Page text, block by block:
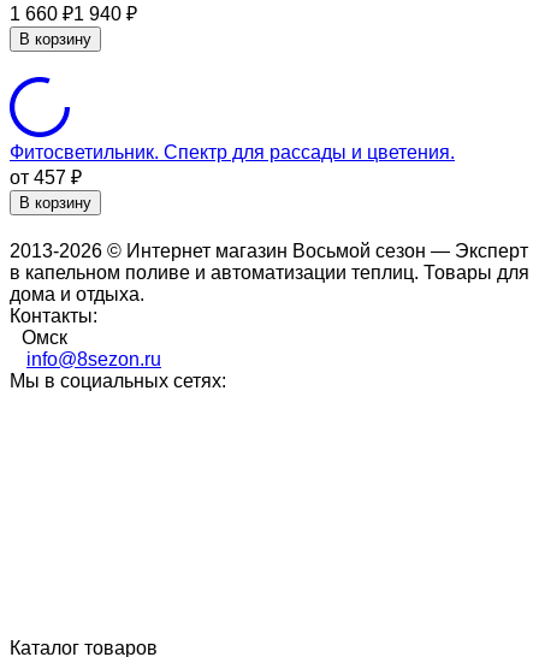
1 660 ₽1 940 ₽
В корзину
Фитосветильник. Спектр для рассады и цветения.
от 457 ₽
В корзину
2013-2026 © Интернет магазин Восьмой сезон — Эксперт
в капельном поливе и автоматизации теплиц. Товары для
дома и отдыха.
Контакты:
Омск
info@8sezon.ru
Мы в социальных сетях:
Каталог товаров